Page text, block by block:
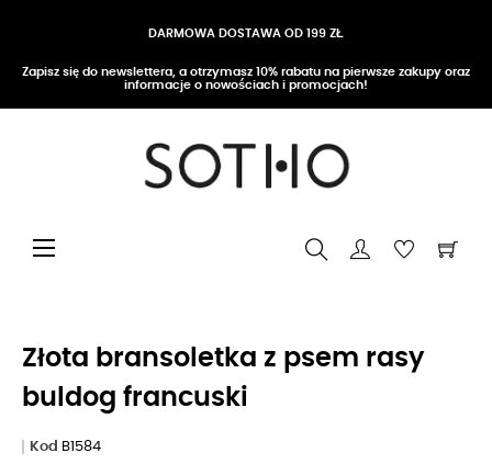
DARMOWA DOSTAWA OD 199 ZŁ
Zapisz się do newslettera, a otrzymasz 10% rabatu na pierwsze zakupy oraz
informacje o nowościach i promocjach!
Przełącz nawigację
☰
Złota bransoletka z psem rasy
buldog francuski
Kod B1584